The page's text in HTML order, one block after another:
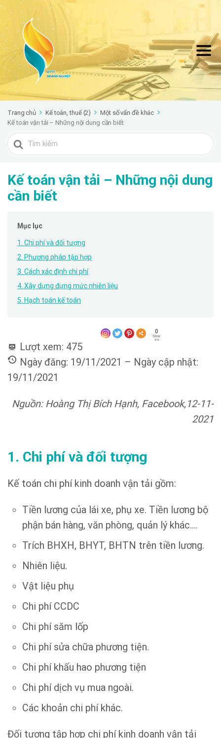
Trang chủ Kế toán, thuế (2)
Một số vấn đề khác
Kế toán vận tải – Những nội dung cần biết
Search
For
Kế toán vận tải – Những nội dung
cần biết
Mục lục
1. Chi phí và đối tượng
2. Phương pháp tập hợp
3. Cách xác định chi phí
4. Xây dựng đựng mức nhiên liệu
5. Hạch toán kế toán
0
Shar
es
Lượt xem: 475
Ngày đăng: 19/11/2021 – Ngày cập nhật:
19/11/2021
Nguồn: Hoàng Thị Bích Hạnh, Facebook,12-11-
2021
1. Chi phí và đối tượng
Kế toán chi phí kinh doanh vận tải gồm:
Tiền lương của lái xe, phụ xe. Tiền lương bộ
phận bán hàng, văn phòng, quản lý khác….
Trích BHXH, BHYT, BHTN trên tiền lương.
Nhiên liệu.
Vật liệu phụ
Chi phí CCDC
Chi phí săm lốp
Chi phí sửa chữa phương tiện.
Chi phí khấu hao phương tiện
Chi phí dịch vụ mua ngoài.
Các khoản chi phí khác.
Đối tượng tập hợp chi phí kinh doanh vận tải